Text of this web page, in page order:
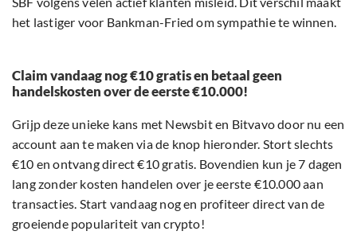
het lastiger voor Bankman-Fried om sympathie te winnen.
Claim vandaag nog €10 gratis en betaal geen
handelskosten over de eerste €10.000!
Grijp deze unieke kans met Newsbit en Bitvavo door nu een
account aan te maken via de knop hieronder. Stort slechts
€10 en ontvang direct €10 gratis. Bovendien kun je 7 dagen
lang zonder kosten handelen over je eerste €10.000 aan
transacties. Start vandaag nog en profiteer direct van de
groeiende populariteit van crypto!